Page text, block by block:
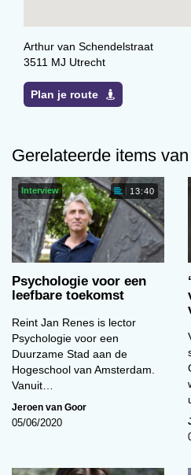
Arthur van Schendelstraat
3511 MJ Utrecht
Plan je route
Gerelateerde items
Interview 13:40
Psychologie voor een
leefbare toekomst
Reint Jan Renes is lector
Psychologie voor een
Duurzame Stad aan de
Hogeschool van Amsterdam.
Vanuit…
Jeroen van Goor
05/06/2020